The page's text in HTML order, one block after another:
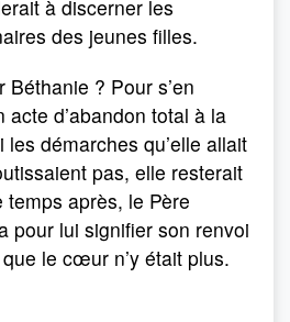
à discerner les
des jeunes filles.
? Pour s’en
d’abandon total à la
démarches qu’elle allait
pas, elle resterait
après, le Père
pour lui signifier son renvoi
le cœur n’y était plus.